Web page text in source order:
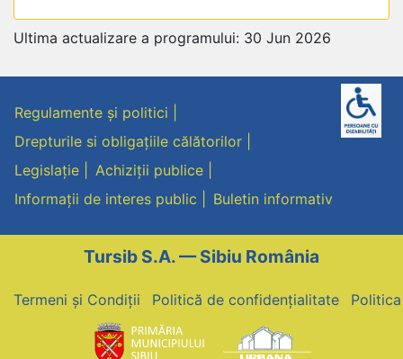
Ultima actualizare a programului: 30 Jun 2026
Regulamente și politici
Drepturile si obligațiile călătorilor
Legislație
Achiziții publice
Informații de interes public
Buletin informativ
Tursib S.A. — Sibiu România
Termeni și Condiții Politică de confidențialitate